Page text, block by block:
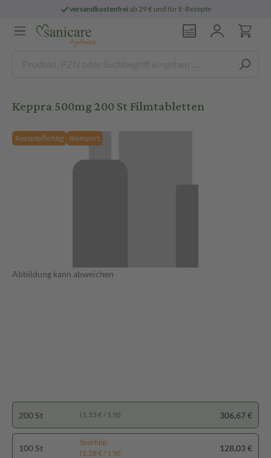
versandkostenfreiab 29 € und für E-Rezepte
Keppra 500mg 200 St Filmtabletten
Rezeptpflichtig Reimport
Abbildung kann abweichen
200 St (1,53 € / 1 St) 306,67 €
100 St
Spartipp
(1,28 € / 1 St)
128,03 €